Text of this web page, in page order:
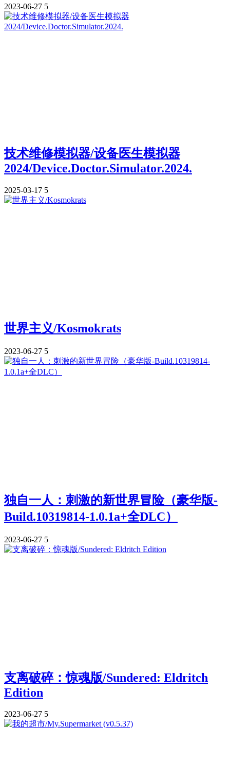
2023-06-27 5
技术维修模拟器/设备医生模拟器
2024/Device.Doctor.Simulator.2024.
2025-03-17 5
世界主义/Kosmokrats
2023-06-27 5
独自一人：刺激的新世界冒险（豪华版-
Build.10319814-1.0.1a+全DLC）
2023-06-27 5
支离破碎：惊魂版/Sundered: Eldritch
Edition
2023-06-27 5